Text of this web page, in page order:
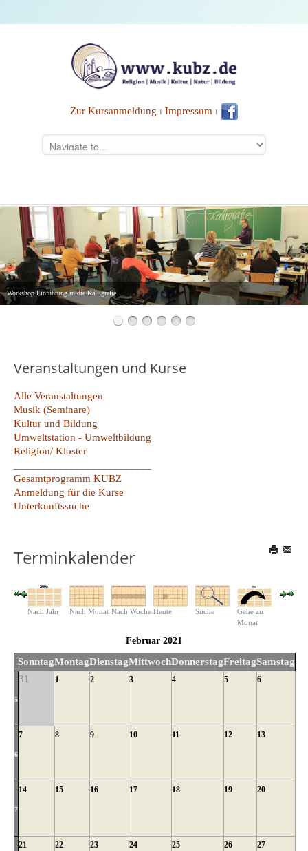
Zur Kursanmeldung ⏐ Impressum ⏐
Workshop Einführung in die Kalligrafie.
Veranstaltungen und Kurse
Alle Veranstaltungen
Musik (Seminare)
Kultur und Bildung
Umweltstation - Umweltbildung
Religion/ Kloster
Gesamtprogramm KUBZ
Anmeldung für die Kurse
Unterkunftssuche
Terminkalender
Nach Jahr Nach Monat Nach Woche Heute Suche
Gehe zu
Monat
Februar 2021
SonntagMontagDienstagMittwochDonnerstagFreitagSamstag
5
31 1 2 3 4 5 6
6
7 8 9 10 11 12 13
7
14 15 16 17 18 19 20
21 22 23 24 25 26 27